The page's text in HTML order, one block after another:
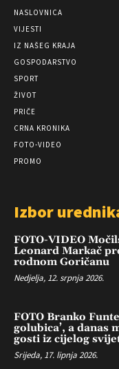
NASLOVNICA
VIJESTI
IZ NAŠEG KRAJA
GOSPODARSTVO
SPORT
ŽIVOT
PRIČE
CRNA KRONIKA
FOTO-VIDEO
PROMO
Izbor
FOTO-VIDEO
Leonard Markač
rodnom Goričanu
Nedjelja, 12. srpnja 2026.
FOTO Branko
golubica’, a danas
gosti iz cijelog
Srijeda, 17. lipnja 2026.